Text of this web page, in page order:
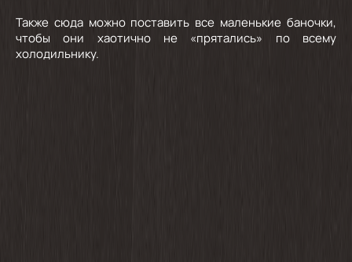
Также сюда можно поставить все маленькие баночки,
чтобы они хаотично не «прятались» по всему
холодильнику.